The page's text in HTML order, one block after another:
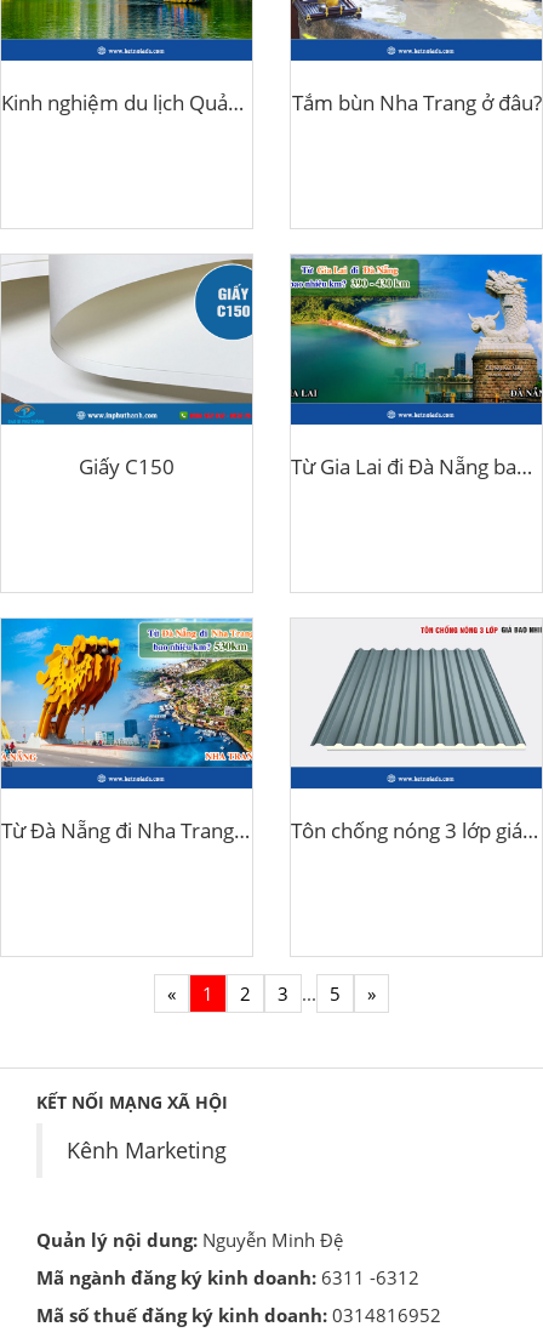
Kinh nghiệm du lịch Quảng Bình 3 ngày tự túc Tắm bùn Nha Trang ở đâu?
Giấy C150 Từ Gia Lai đi Đà Nẵng bao nhiêu km?
Từ Đà Nẵng đi Nha Trang bao nhiêu km? Tôn chống nóng 3 lớp giá bao nhiêu?
« 1 2 3 ... 5 »
KẾT NỐI MẠNG XÃ HỘI
Kênh Marketing
Quản lý nội dung: Nguyễn Minh Đệ
Mã ngành đăng ký kinh doanh: 6311 -6312
Mã số thuế đăng ký kinh doanh: 0314816952